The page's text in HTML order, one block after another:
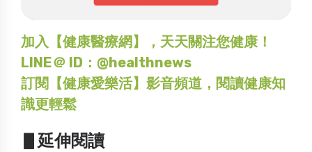
加入【健康醫療網】，天天關注您健康！
LINE＠ ID：@healthnews
訂閱【健康愛樂活】影音頻道，閱讀健康知
識更輕鬆
▋延伸閱讀